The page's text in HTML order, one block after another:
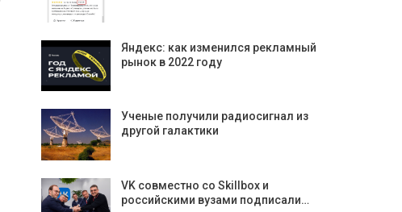
Яндекс: как изменился рекламный
рынок в 2022 году
Ученые получили радиосигнал из
другой галактики
VK совместно со Skillbox и
российскими вузами подписали…